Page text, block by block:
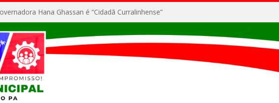
Hana Ghassan é “Cidadã Curralinhense”